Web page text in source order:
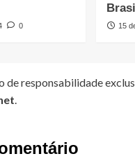
0 15
de responsabilidade